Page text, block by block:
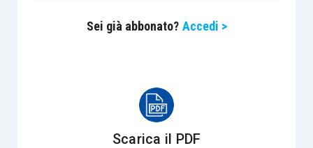
Sei già abbonato? Accedi >
Scarica il PDF